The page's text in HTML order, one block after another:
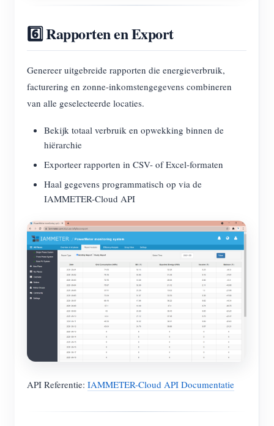
6️⃣ Rapporten en Export
Genereer uitgebreide rapporten die energieverbruik,
facturering en zonne-inkomstengegevens combineren
van alle geselecteerde locaties.
Bekijk totaal verbruik en opwekking binnen de
hiërarchie
Exporteer rapporten in CSV- of Excel-formaten
Haal gegevens programmatisch op via de
IAMMETER-Cloud API
API Referentie: IAMMETER-Cloud API Documentatie